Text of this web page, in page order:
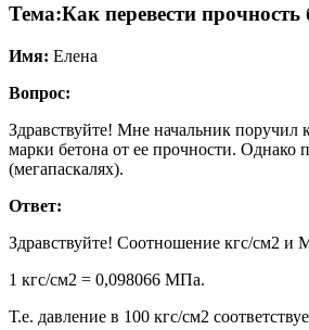
Тема:Как перевести
Имя: Елена
Вопрос:
Здравствуйте! Мне начальник поручил
марки бетона от ее прочности.
(мегапаскалях).
Ответ:
Здравствуйте! Соотношение кгс/см2 и
1 кгс/см2 = 0,098066 МПа.
Т.е. давление в 100 кгс/см2